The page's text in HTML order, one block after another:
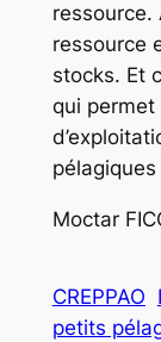
ressource.
ressource
stocks. Et
qui permet
Moctar
CREPPAO
petits